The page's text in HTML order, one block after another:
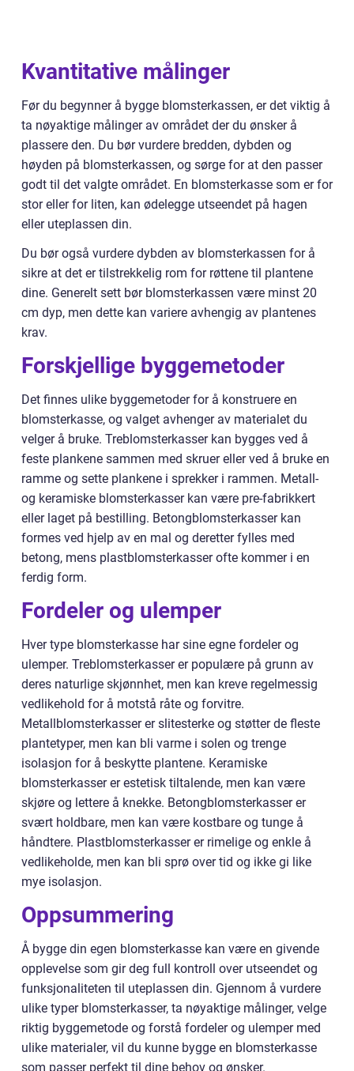
Kvantitative målinger
Før du begynner å bygge blomsterkassen, er det viktig å
ta nøyaktige målinger av området der du ønsker å
plassere den. Du bør vurdere bredden, dybden og
høyden på blomsterkassen, og sørge for at den passer
godt til det valgte området. En blomsterkasse som er for
stor eller for liten, kan ødelegge utseendet på hagen
eller uteplassen din.
Du bør også vurdere dybden av blomsterkassen for å
sikre at det er tilstrekkelig rom for røttene til plantene
dine. Generelt sett bør blomsterkassen være minst 20
cm dyp, men dette kan variere avhengig av plantenes
krav.
Forskjellige byggemetoder
Det finnes ulike byggemetoder for å konstruere en
blomsterkasse, og valget avhenger av materialet du
velger å bruke. Treblomsterkasser kan bygges ved å
feste plankene sammen med skruer eller ved å bruke en
ramme og sette plankene i sprekker i rammen. Metall-
og keramiske blomsterkasser kan være pre-fabrikkert
eller laget på bestilling. Betongblomsterkasser kan
formes ved hjelp av en mal og deretter fylles med
betong, mens plastblomsterkasser ofte kommer i en
ferdig form.
Fordeler og ulemper
Hver type blomsterkasse har sine egne fordeler og
ulemper. Treblomsterkasser er populære på grunn av
deres naturlige skjønnhet, men kan kreve regelmessig
vedlikehold for å motstå råte og forvitre.
Metallblomsterkasser er slitesterke og støtter de fleste
plantetyper, men kan bli varme i solen og trenge
isolasjon for å beskytte plantene. Keramiske
blomsterkasser er estetisk tiltalende, men kan være
skjøre og lettere å knekke. Betongblomsterkasser er
svært holdbare, men kan være kostbare og tunge å
håndtere. Plastblomsterkasser er rimelige og enkle å
vedlikeholde, men kan bli sprø over tid og ikke gi like
mye isolasjon.
Oppsummering
Å bygge din egen blomsterkasse kan være en givende
opplevelse som gir deg full kontroll over utseendet og
funksjonaliteten til uteplassen din. Gjennom å vurdere
ulike typer blomsterkasser, ta nøyaktige målinger, velge
riktig byggemetode og forstå fordeler og ulemper med
ulike materialer, vil du kunne bygge en blomsterkasse
som passer perfekt til dine behov og ønsker.